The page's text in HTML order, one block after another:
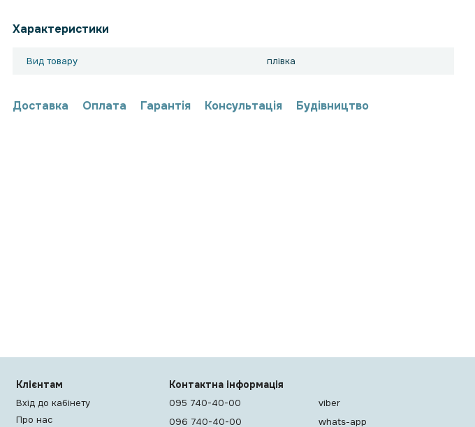
Характеристики
Вид товару плівка
Доставка Оплата Гарантія Консультація Будівництво
Клієнтам
Вхід до кабінету
Про нас
Контактна інформація
095 740-40-00
096 740-40-00
viber
whats-app